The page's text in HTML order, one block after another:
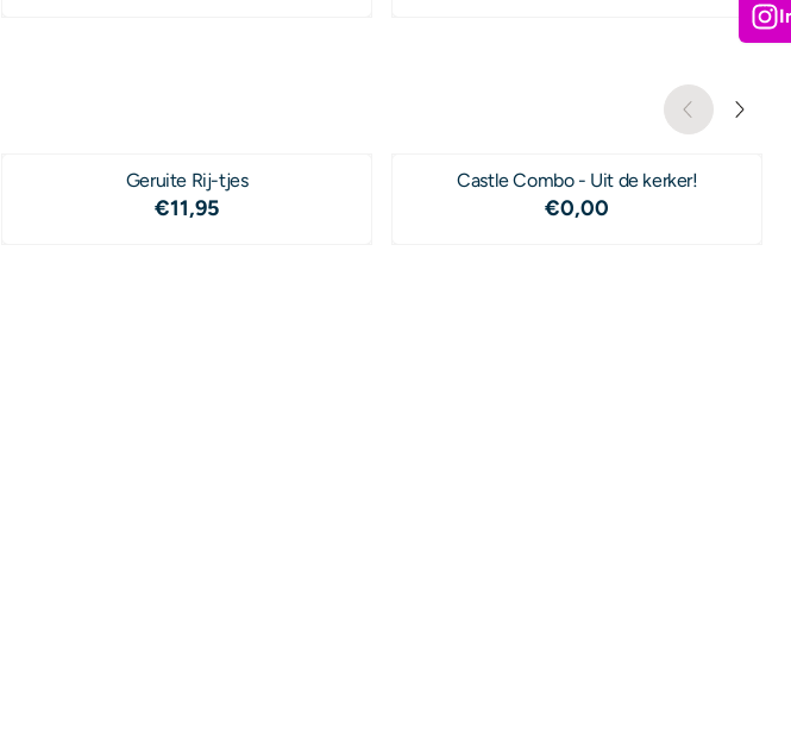
Geruite Rij-tjes
Prijs: 11,95
€11,95
Castle Combo - Uit de kerker!
Prijs: 0,00
€0,00